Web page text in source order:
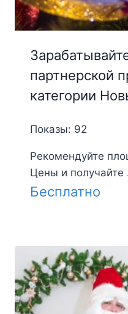
партнерской
категории
Показы: 92
Рекомендуйте
Цены и получайте
Бесплатно